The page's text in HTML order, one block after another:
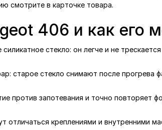
смотрите в карточке товара.
406 и как его
стекло: он легче и не
старое стекло снимают после прогрева
против запотевания и точно повторяет
отличаться креплениями и внутренними